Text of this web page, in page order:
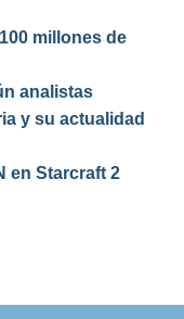
millones de
analistas
y su actualidad
en Starcraft 2